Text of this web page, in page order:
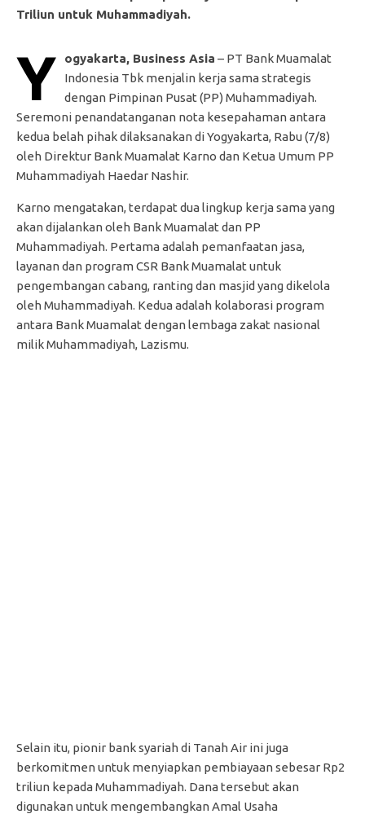
Triliun untuk Muhammadiyah.
Y ogyakarta, Business Asia – PT Bank Muamalat
Indonesia Tbk menjalin kerja sama strategis
dengan Pimpinan Pusat (PP) Muhammadiyah.
Seremoni penandatanganan nota kesepahaman antara
kedua belah pihak dilaksanakan di Yogyakarta, Rabu (7/8)
oleh Direktur Bank Muamalat Karno dan Ketua Umum PP
Muhammadiyah Haedar Nashir.
Karno mengatakan, terdapat dua lingkup kerja sama yang
akan dijalankan oleh Bank Muamalat dan PP
Muhammadiyah. Pertama adalah pemanfaatan jasa,
layanan dan program CSR Bank Muamalat untuk
pengembangan cabang, ranting dan masjid yang dikelola
oleh Muhammadiyah. Kedua adalah kolaborasi program
antara Bank Muamalat dengan lembaga zakat nasional
milik Muhammadiyah, Lazismu.
Selain itu, pionir bank syariah di Tanah Air ini juga
berkomitmen untuk menyiapkan pembiayaan sebesar Rp2
triliun kepada Muhammadiyah. Dana tersebut akan
digunakan untuk mengembangkan Amal Usaha